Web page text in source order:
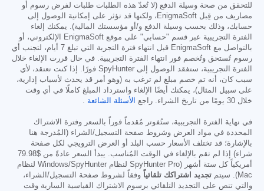
للتحقق من صحة وسيلة الدفع (لا تُعدّ هذه الطلبات طلبات لفرض رسوم أو
مصاريف من قِبل EnigmaSoft، ولكنها قد تؤثر على إمكانية الوصول إلى
حسابك، وذلك بحسب وسيلة الدفع و/أو مؤسستك المالية). يمكنك إلغاء
الفترة التجريبية عبر قسم "حسابي" على موقع EnigmaSoft الإلكتروني، أو
بالتواصل مع EnigmaSoft قبل انتهاء فترة التجربة التي تبلغ 7 أيام، لتجنب أي
رسوم تُستحق وتُخصم فور انتهاء الفترة التجريبية. في حال قررت الإلغاء خلال
الفترة التجريبية، ستفقد الوصول إلى SpyHunter فورًا. إذا كنت تعتقد، لأي
سبب كان، أنه تم خصم مبلغ لم ترغب به (وهو أمر قد يحدث لأسباب إدارية،
على سبيل المثال)، يمكنك أيضًا الإلغاء واسترداد المبلغ كاملًا في أي وقت
خلال 30 يومًا من تاريخ الشراء. راجع
الأسئلة الشائعة
في نهاية الفترة التجريبية، ستُفوتر مُقدماً فوراً بالسعر وفترة الاشتراك
المحددة في مواد العرض وشروط صفحة التسجيل/الشراء (المُدرجة هنا
بالإشارة؛ قد تختلف الأسعار حسب البلد أو العرض الترويجي لكل صفحة
شراء) إذا لم تقم بالإلغاء في الوقت المُناسب. يبدأ السعر عادةً من $79.98
أمريكياً كل ستة أشهر (SpyHunter Pro لنظام Windows/SpyHunter لنظام
Mac). سيتم
تجديد اشتراكك تلقائياً وفقاً لشروط صفحة التسجيل/الشراء،
والتي تنص على التجديد التلقائي برسوم الاشتراك القياسية السارية وقت